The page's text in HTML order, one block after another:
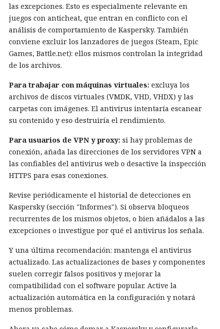
las excepciones. Esto es especialmente relevante en
juegos con anticheat, que entran en conflicto con el
análisis de comportamiento de Kaspersky. También
conviene excluir los lanzadores de juegos (Steam, Epic
Games, Battle.net): ellos mismos controlan la integridad
de los archivos.
Para trabajar con máquinas virtuales: excluya los
archivos de discos virtuales (VMDK, VHD, VHDX) y las
carpetas con imágenes. El antivirus intentaría escanear
su contenido y eso destruiría el rendimiento.
Para usuarios de VPN y proxy: si hay problemas de
conexión, añada las direcciones de los servidores VPN a
las confiables del antivirus web o desactive la inspección
HTTPS para esas conexiones.
Revise periódicamente el historial de detecciones en
Kaspersky (sección "Informes"). Si observa bloqueos
recurrentes de los mismos objetos, o bien añádalos a las
excepciones o investigue por qué el antivirus los señala.
Y una última recomendación: mantenga el antivirus
actualizado. Las actualizaciones de bases y componentes
suelen corregir falsos positivos y mejorar la
compatibilidad con el software popular. Active la
actualización automática en la configuración y notará
menos problemas.